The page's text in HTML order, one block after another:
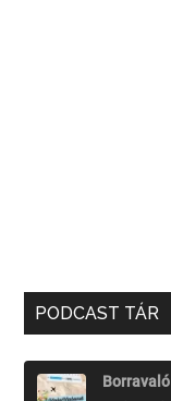
PODCAST TÁR
Borravaló